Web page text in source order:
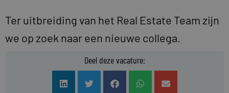
Ter uitbreiding van het Real Estate Team zijn
we op zoek naar een nieuwe collega.
Deel deze vacature: